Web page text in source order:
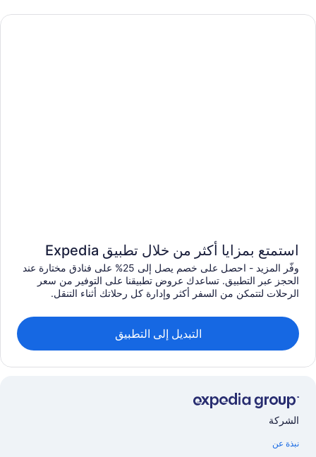
استمتع بمزايا أكثر من خلال تطبيق Expedia
وفّر المزيد - احصل على خصم يصل إلى 25% على فنادق مختارة عند
الحجز عبر التطبيق. تساعدك عروض تطبيقنا على التوفير من سعر
الرحلات لتتمكن من السفر أكثر وإدارة كل رحلاتك أثناء التنقل.
التبديل إلى التطبيق
الشركة
نبذة عن